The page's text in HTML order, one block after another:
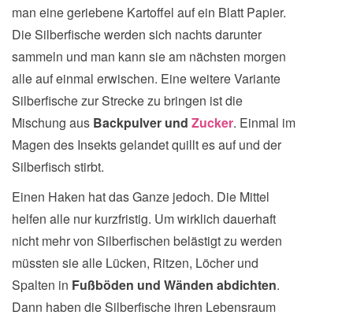
man eine geriebene Kartoffel auf ein Blatt Papier.
Die Silberfische werden sich nachts darunter
sammeln und man kann sie am nächsten morgen
alle auf einmal erwischen. Eine weitere Variante
Silberfische zur Strecke zu bringen ist die
Mischung aus Backpulver und Zucker. Einmal im
Magen des Insekts gelandet quillt es auf und der
Silberfisch stirbt.
Einen Haken hat das Ganze jedoch. Die Mittel
helfen alle nur kurzfristig. Um wirklich dauerhaft
nicht mehr von Silberfischen belästigt zu werden
müssten sie alle Lücken, Ritzen, Löcher und
Spalten in Fußböden und Wänden abdichten.
Dann haben die Silberfische ihren Lebensraum